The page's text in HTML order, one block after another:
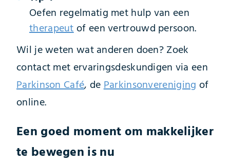
Oefen regelmatig met hulp van een
therapeutof een vertrouwd persoon.
Wil je weten wat anderen doen? Zoek
contact met ervaringsdeskundigen via een
Parkinson Café, deParkinsonvereniging of
online.
Een goed moment om makkelijker
te bewegen is nu